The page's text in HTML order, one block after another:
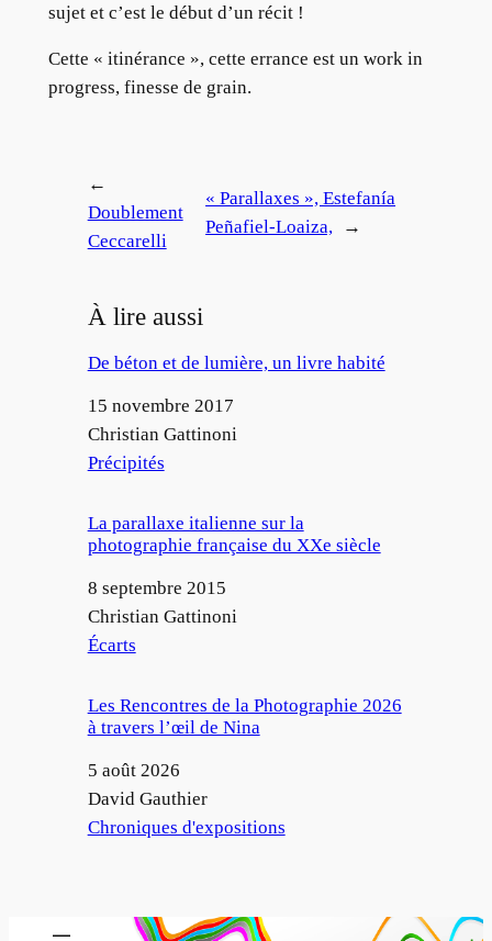
sujet et c’est le début d’un récit !
Cette « itinérance », cette errance est un work in
progress, finesse de grain.
←
Doublement
Ceccarelli
« Parallaxes », Estefanía
Peñafiel-Loaiza,
→
À lire aussi
De béton et de lumière, un livre habité
Date
15 novembre 2017
Auteur
Christian Gattinoni
Par rapport à
Précipités
La parallaxe italienne sur la
photographie française du XXe siècle
Date
8 septembre 2015
Auteur
Christian Gattinoni
Par rapport à
Écarts
Les Rencontres de la Photographie 2026
à travers l’œil de Nina
Date
5 août 2026
Auteur
David Gauthier
Par rapport à
Chroniques d'expositions